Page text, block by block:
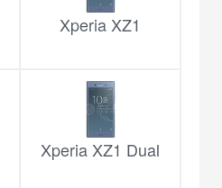
Xperia XZ1
Xperia XZ1 Dual